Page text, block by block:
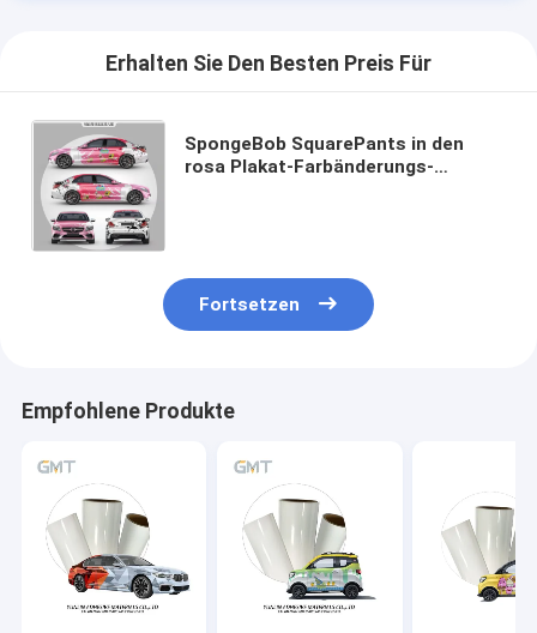
Erhalten Sie Den Besten Preis Für
SpongeBob SquarePants in den
rosa Plakat-Farbänderungs-
Fortsetzen
Empfohlene Produkte